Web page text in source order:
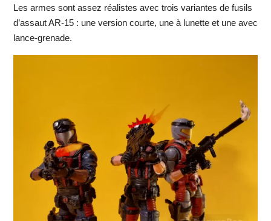
Les armes sont assez réalistes avec trois variantes de fusils
d’assaut AR-15 : une version courte, une à lunette et une avec
lance-grenade.